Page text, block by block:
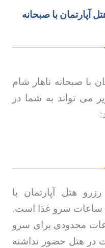
آپارتمان با صبحانه
با صبحانه ناهار شام
می تواند به شما در
:
هتل آپارتمان با
ساعات سرو غذا است.
محدودی برای سرو
در هتل حضور نداشته